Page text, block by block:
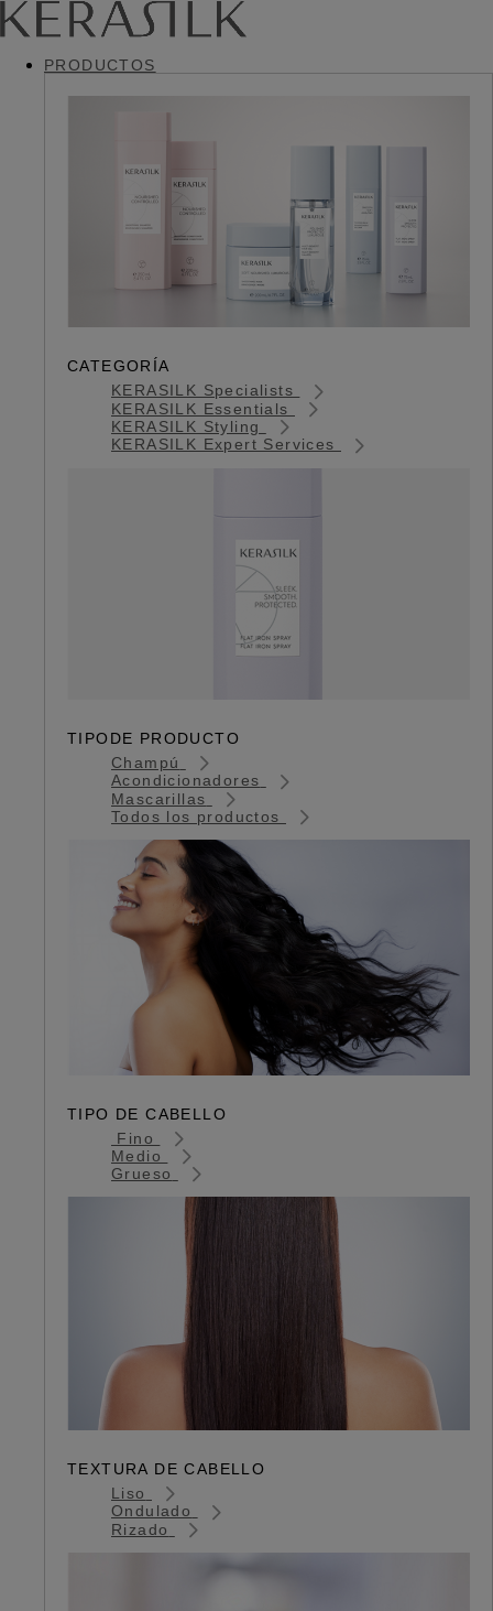
PRODUCTOS
CATEGORÍA
KERASILK Specialists
KERASILK Essentials
KERASILK Styling
KERASILK Expert Services
TIPODE PRODUCTO
Champú
Acondicionadores
Mascarillas
Todos los productos
TIPO DE CABELLO
Fino
Medio
Grueso
TEXTURA DE CABELLO
Liso
Ondulado
Rizado